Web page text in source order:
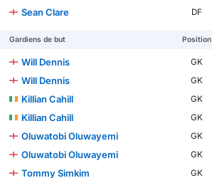
Sean Clare
DF
Gardiens de but Position
Will Dennis GK
Will Dennis
GK
Killian Cahill
GK
Killian Cahill
GK
Oluwatobi Oluwayemi
GK
Oluwatobi Oluwayemi
GK
Tommy Simkim
GK